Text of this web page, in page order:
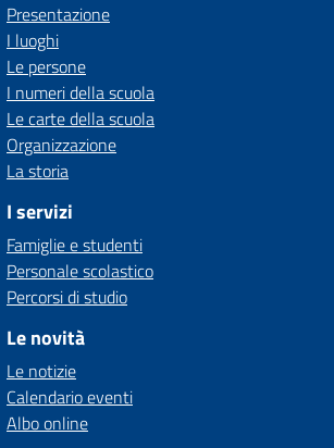
Presentazione
I luoghi
Le persone
I numeri della scuola
Le carte della scuola
Organizzazione
La storia
I servizi
Famiglie e studenti
Personale scolastico
Percorsi di studio
Le novità
Le notizie
Calendario eventi
Albo online